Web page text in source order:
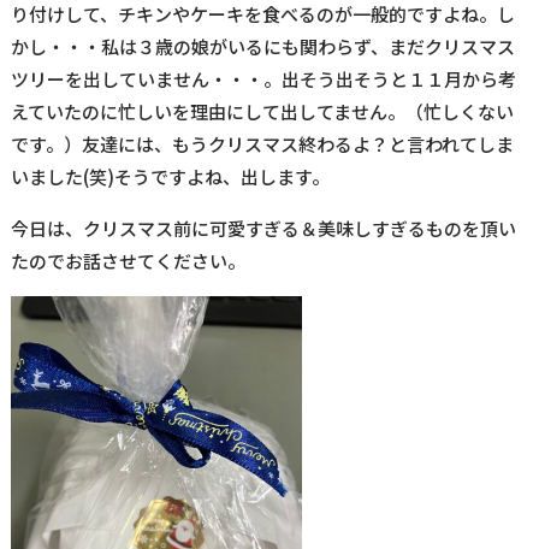
り付けして、チキンやケーキを食べるのが一般的ですよね。し
かし・・・私は３歳の娘がいるにも関わらず、まだクリスマス
ツリーを出していません・・・。出そう出そうと１１月から考
えていたのに忙しいを理由にして出してません。（忙しくない
です。）友達には、もうクリスマス終わるよ？と言われてしま
いました(笑)そうですよね、出します。
今日は、クリスマス前に可愛すぎる＆美味しすぎるものを頂い
たのでお話させてください。